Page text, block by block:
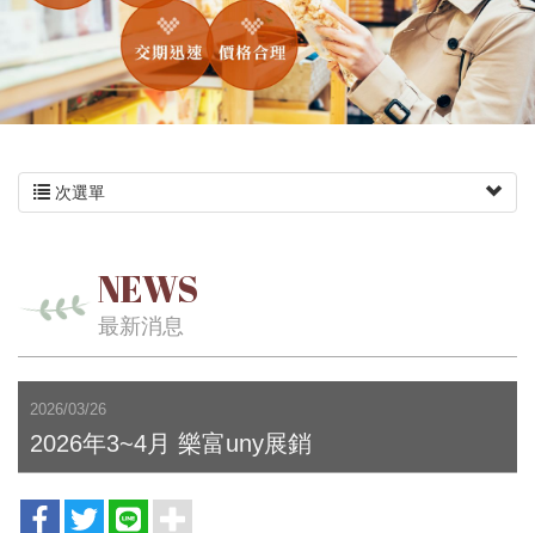
次選單
NEWS
最新消息
2026/03/26
2026年3~4月 樂富uny展銷